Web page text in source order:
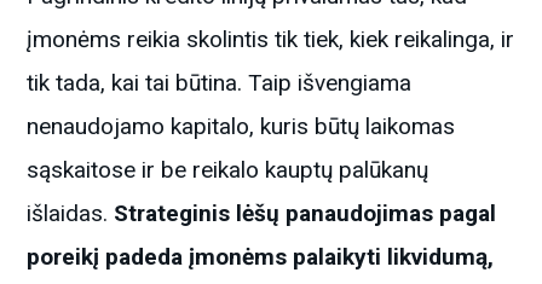
įmonėms reikia skolintis tik tiek, kiek reikalinga, ir
tik tada, kai tai būtina. Taip išvengiama
nenaudojamo kapitalo, kuris būtų laikomas
sąskaitose ir be reikalo kauptų palūkanų
išlaidas. Strateginis lėšų panaudojimas pagal
poreikį padeda įmonėms palaikyti likvidumą,